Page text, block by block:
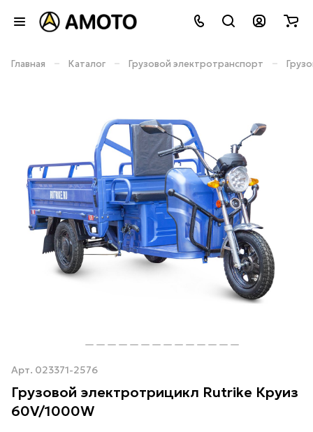
Главная – Каталог – Грузовой электротранспорт –
Арт. 023371-2576
Грузовой электротрицикл Rutrike Круиз
60V/1000W